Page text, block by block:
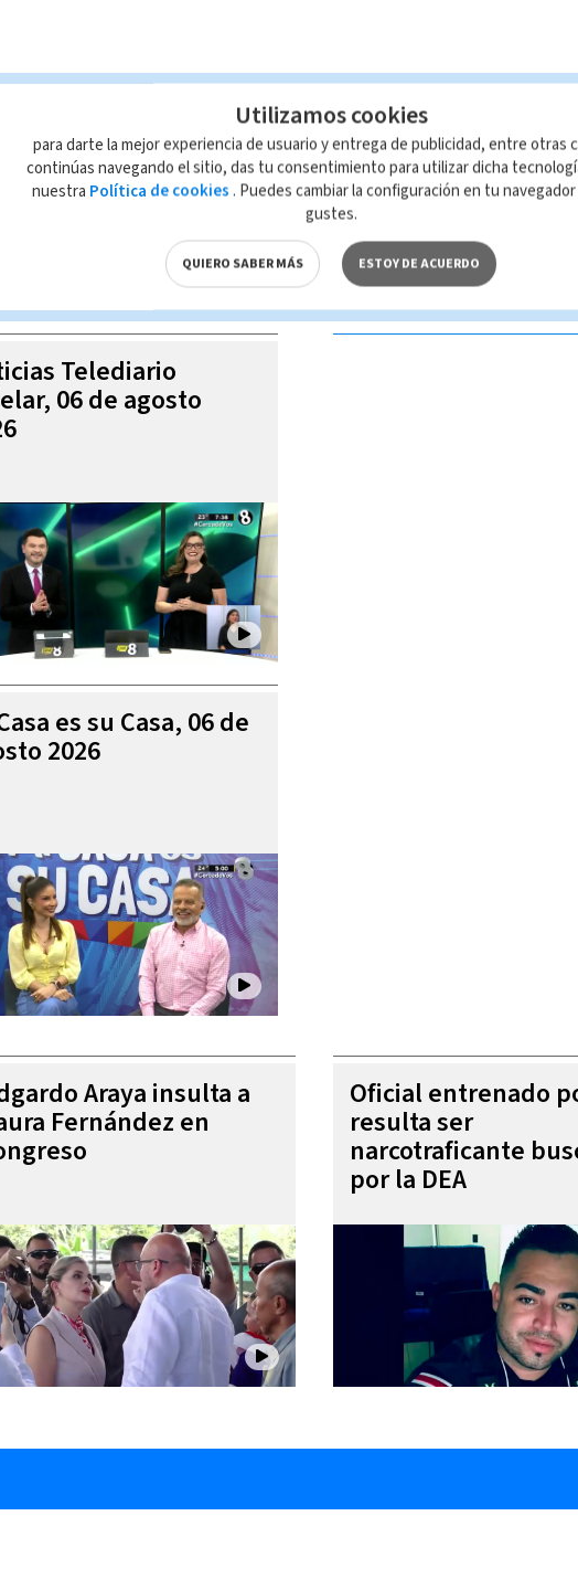
de esta página, mismo que es propiedad de TELEDIARIO; su
MÁS VIDEOS
Telediario
06 de agosto
es su Casa, 06 de
2026
Araya insulta a
Fernández en
Oficial entrenado
resulta ser
narcotraficante
por la DEA
Utilizamos cookies
para darte la mejor experiencia de usuario y entrega de publicidad, entre otras
continúas navegando el sitio, das tu consentimiento para utilizar dicha
nuestra Política de cookies . Puedes cambiar la configuración en tu
gustes.
QUIERO SABER MÁS ESTOY DE ACUERDO